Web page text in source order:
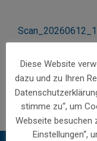
Diese Website
dazu und zu Ihren
stimme zu“, um
Webseite besuchen
Einstellungen“,